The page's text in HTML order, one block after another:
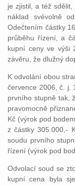
je zjistil, a též
náklad svévolně
Odečtením částky
průběhu řízení, a
kupní ceny ve výši
závěru, že dlužný
K odvolání obou
července 2006, č. j.
prvního stupně tak,
pravomocně
Kč (výrok pod
z částky 305.000,-
soudu prvního
řízení (výrok pod
Odvolací soud se
kupní cena byla